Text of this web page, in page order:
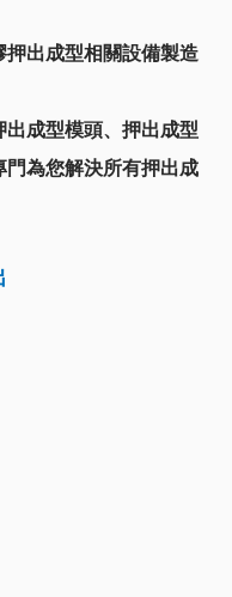
出成型相關設備製造
成型模頭、 押出成型
門為您解決所有押出成